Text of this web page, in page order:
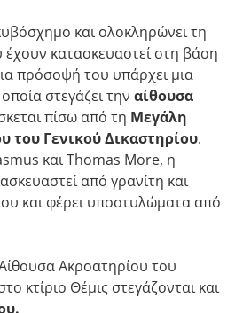
και ολοκληρώνει τη
έχουν κατασκευαστεί στη βάση
πρόσοψή του υπάρχει μια
στεγάζει την αίθουσα
πίσω από τη Μεγάλη
του Γενικού Δικαστηρίου.
και Thomas More, η
από γρανίτη και
και φέρει υποστυλώματα από
Ακροατηρίου του
κτίριο Θέμις στεγάζονται και